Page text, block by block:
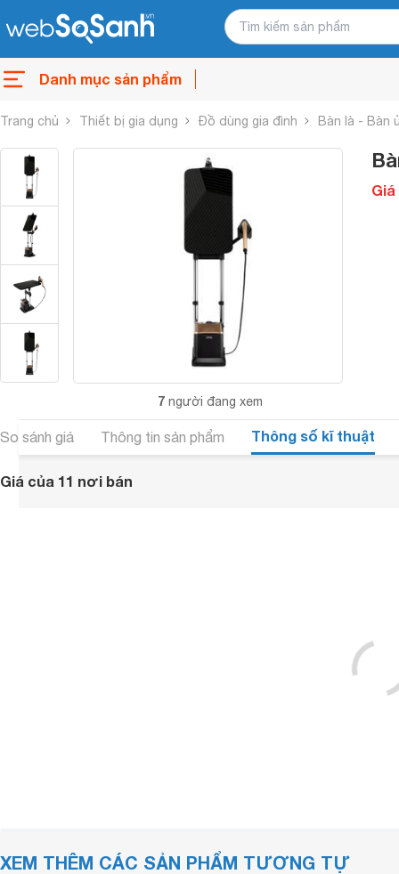
Danh mục sản phẩm
Trang chủ Thiết bị gia dụng Đồ dùng gia đình Bàn là - Bàn
7 người đang xem
Giá
So sánh giá Thông tin sản phẩm Thông số kĩ thuật
Giá của 11 nơi bán
XEM THÊM CÁC SẢN PHẨM TƯƠNG TỰ